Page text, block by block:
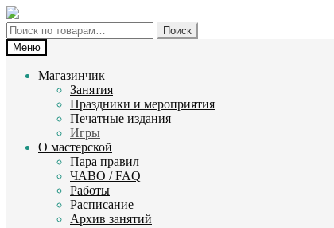
Перейти
к
навигации
Перейти
к
содержимому
Искать:
Поиск
Меню
Магазинчик
Занятия
Праздники и мероприятия
Печатные издания
Игры
О мастерской
Пара правил
ЧАВО / FAQ
Работы
Расписание
Архив занятий